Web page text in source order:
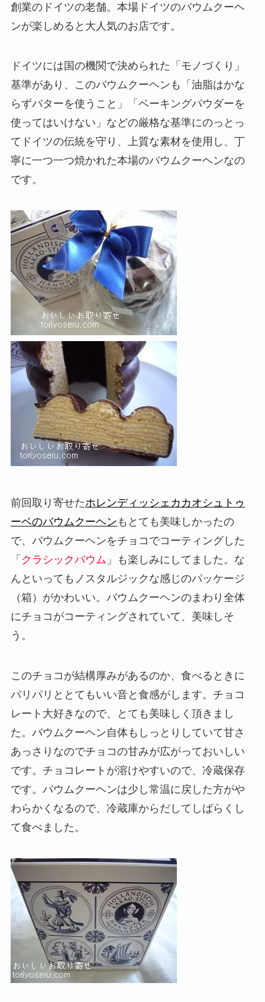
創業のドイツの老舗。本場ドイツのバウムクーヘ
ンが楽しめると大人気のお店です。
ドイツには国の機関で決められた「モノづくり」
基準があり、このバウムクーヘンも「油脂はかな
らずバターを使うこと」「ベーキングパウダーを
使ってはいけない」などの厳格な基準にのっとっ
てドイツの伝統を守り、上質な素材を使用し、丁
寧に一つ一つ焼かれた本場のバウムクーヘンなの
です。
前回取り寄せたホレンディッシェカカオシュトゥ
ーベのバウムクーヘン もとても美味しかったの
で、バウムクーヘンをチョコでコーティングした
「 クラシックバウム 」も楽しみにしてました。な
んといってもノスタルジックな感じのパッケージ
（箱）がかわいい。バウムクーヘンのまわり全体
にチョコがコーティングされていて、美味しそ
う。
このチョコが結構厚みがあるのか、食べるときに
パリパリととてもいい音と食感がします。チョコ
レート大好きなので、とても美味しく頂きまし
た。バウムクーヘン自体もしっとりしていて甘さ
あっさりなのでチョコの甘みが広がっておいしい
です。チョコレートが溶けやすいので、冷蔵保存
です。バウムクーヘンは少し常温に戻した方がや
わらかくなるので、冷蔵庫からだしてしばらくし
て食べました。